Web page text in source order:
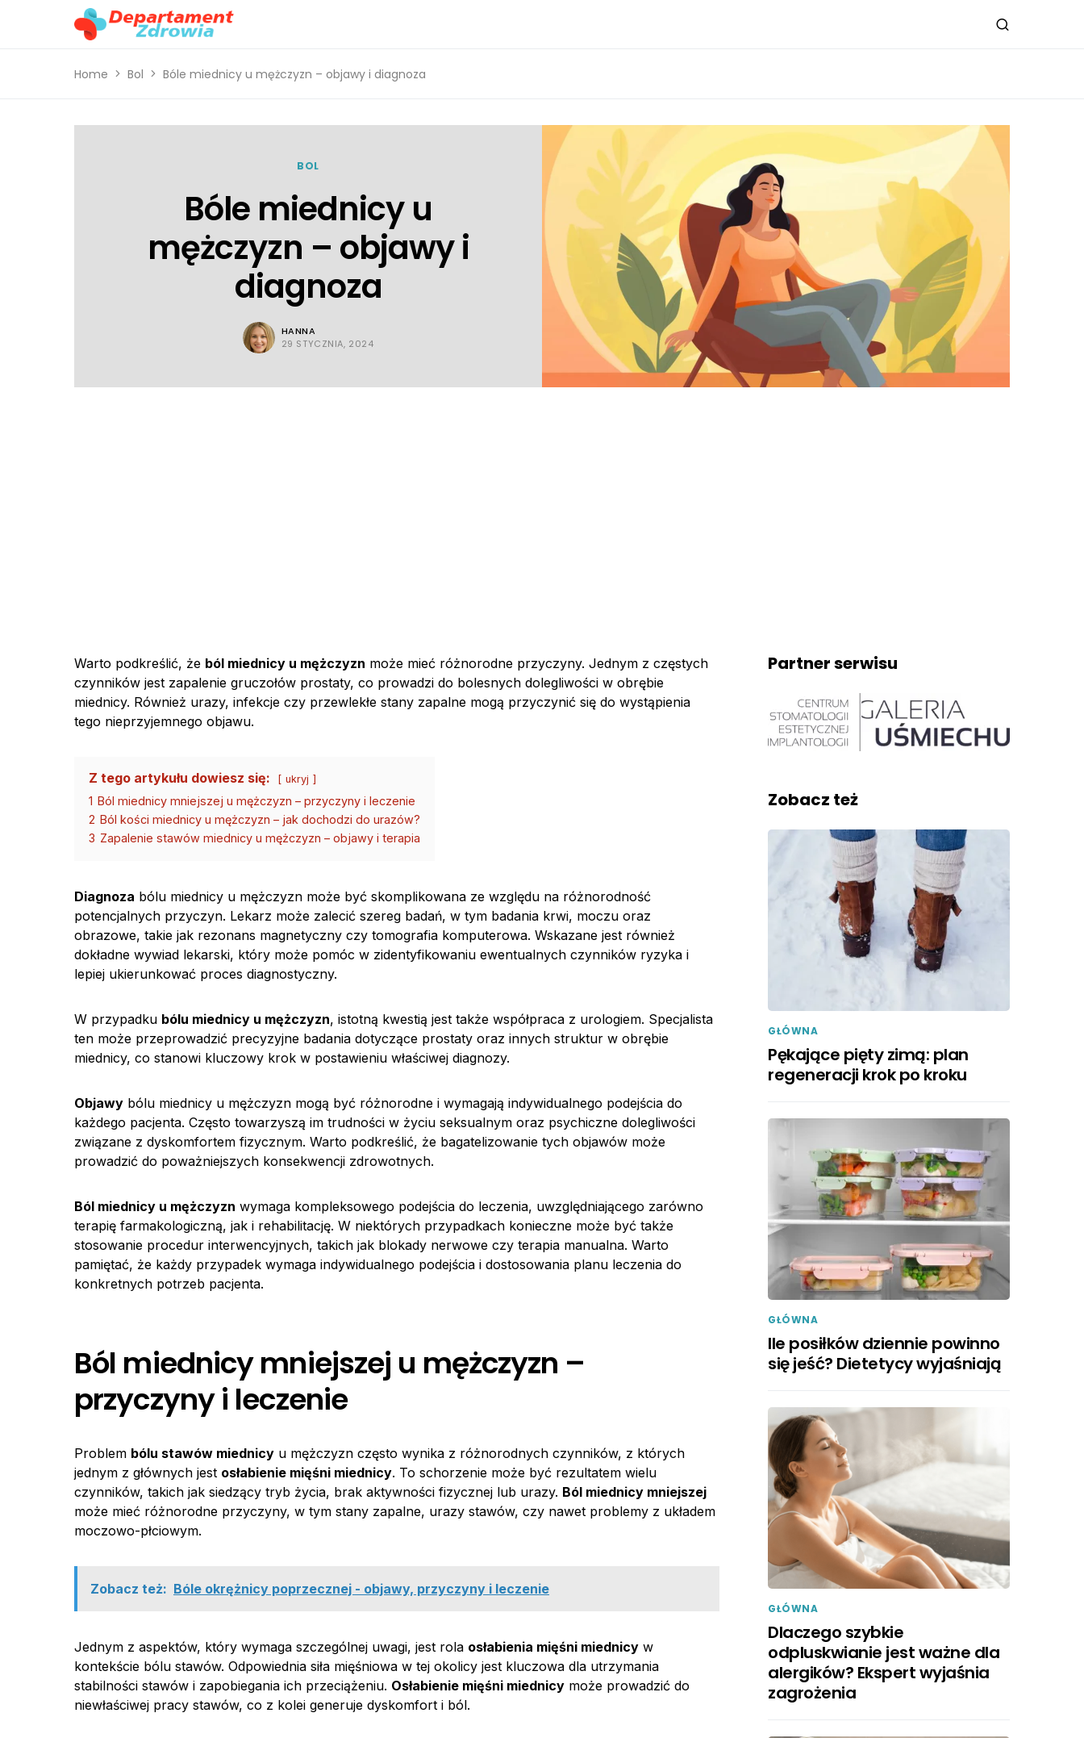
Home Bol Bóle miednicy u mężczyzn – objawy i diagnoza
BOL
Bóle miednicy u
mężczyzn – objawy i
diagnoza
HANNA
29 STYCZNIA, 2024
Warto podkreślić, że ból miednicy u mężczyzn może mieć różnorodne przyczyny. Jednym z częstych
czynników jest zapalenie gruczołów prostaty, co prowadzi do bolesnych dolegliwości w obrębie
miednicy. Również urazy, infekcje czy przewlekłe stany zapalne mogą przyczynić się do wystąpienia
tego nieprzyjemnego objawu.
Z tego artykułu dowiesz się: ukryj
1 Ból miednicy mniejszej u mężczyzn – przyczyny i leczenie
2 Ból kości miednicy u mężczyzn – jak dochodzi do urazów?
3 Zapalenie stawów miednicy u mężczyzn – objawy i terapia
Diagnoza bólu miednicy u mężczyzn może być skomplikowana ze względu na różnorodność
potencjalnych przyczyn. Lekarz może zalecić szereg badań, w tym badania krwi, moczu oraz
obrazowe, takie jak rezonans magnetyczny czy tomografia komputerowa. Wskazane jest również
dokładne wywiad lekarski, który może pomóc w zidentyfikowaniu ewentualnych czynników ryzyka i
lepiej ukierunkować proces diagnostyczny.
W przypadku bólu miednicy u mężczyzn, istotną kwestią jest także współpraca z urologiem. Specjalista
ten może przeprowadzić precyzyjne badania dotyczące prostaty oraz innych struktur w obrębie
miednicy, co stanowi kluczowy krok w postawieniu właściwej diagnozy.
Objawy bólu miednicy u mężczyzn mogą być różnorodne i wymagają indywidualnego podejścia do
każdego pacjenta. Często towarzyszą im trudności w życiu seksualnym oraz psychiczne dolegliwości
związane z dyskomfortem fizycznym. Warto podkreślić, że bagatelizowanie tych objawów może
prowadzić do poważniejszych konsekwencji zdrowotnych.
Ból miednicy u mężczyzn wymaga kompleksowego podejścia do leczenia, uwzględniającego zarówno
terapię farmakologiczną, jak i rehabilitację. W niektórych przypadkach konieczne może być także
stosowanie procedur interwencyjnych, takich jak blokady nerwowe czy terapia manualna. Warto
pamiętać, że każdy przypadek wymaga indywidualnego podejścia i dostosowania planu leczenia do
konkretnych potrzeb pacjenta.
Ból miednicy mniejszej u mężczyzn –
przyczyny i leczenie
Problem bólu stawów miednicy u mężczyzn często wynika z różnorodnych czynników, z których
jednym z głównych jest osłabienie mięśni miednicy. To schorzenie może być rezultatem wielu
czynników, takich jak siedzący tryb życia, brak aktywności fizycznej lub urazy. Ból miednicy mniejszej
może mieć różnorodne przyczyny, w tym stany zapalne, urazy stawów, czy nawet problemy z układem
moczowo-płciowym.
Zobacz też: Bóle okrężnicy poprzecznej - objawy, przyczyny i leczenie
Jednym z aspektów, który wymaga szczególnej uwagi, jest rola osłabienia mięśni miednicy w
kontekście bólu stawów. Odpowiednia siła mięśniowa w tej okolicy jest kluczowa dla utrzymania
stabilności stawów i zapobiegania ich przeciążeniu. Osłabienie mięśni miednicy może prowadzić do
niewłaściwej pracy stawów, co z kolei generuje dyskomfort i ból.
Partner serwisu
Zobacz też
GŁÓWNA
Pękające pięty zimą: plan
regeneracji krok po kroku
GŁÓWNA
Ile posiłków dziennie powinno
się jeść? Dietetycy wyjaśniają
GŁÓWNA
Dlaczego szybkie
odpluskwianie jest ważne dla
alergików? Ekspert wyjaśnia
zagrożenia